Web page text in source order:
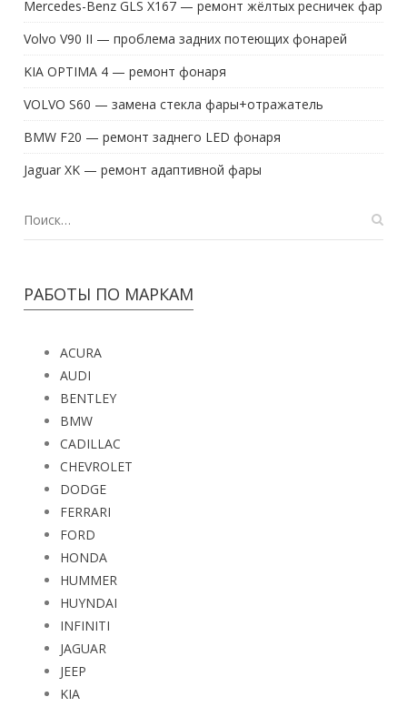
Mercedes-Benz GLS X167 — ремонт жёлтых ресничек фар
Volvo V90 II — проблема задних потеющих фонарей
KIA OPTIMA 4 — ремонт фонаря
VOLVO S60 — замена стекла фары+отражатель
BMW F20 — ремонт заднего LED фонаря
Jaguar XK — ремонт адаптивной фары
РАБОТЫ ПО МАРКАМ
ACURA
AUDI
BENTLEY
BMW
CADILLAC
CHEVROLET
DODGE
FERRARI
FORD
HONDA
HUMMER
HUYNDAI
INFINITI
JAGUAR
JEEP
KIA